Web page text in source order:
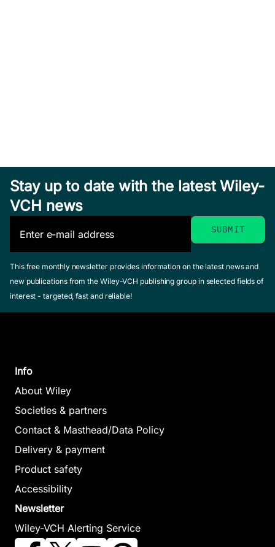
Stay up to date with the latest Wiley-
VCH news
This free monthly newsletter provides information on the latest news and
new publications from the Wiley-VCH publishing group in selected fields of
interest - targeted, fast and reliable!
Info
About Wiley
Societies & partners
Contact & Masthead/Data Policy
Delivery & payment
Product safety
Accessibility
Newsletter
Wiley-VCH Alerting Service